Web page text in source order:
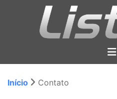
Início Contato